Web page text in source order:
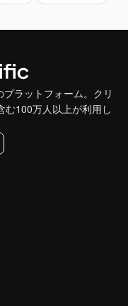
ラットフォーム。クリ
む100万人以上が利用し